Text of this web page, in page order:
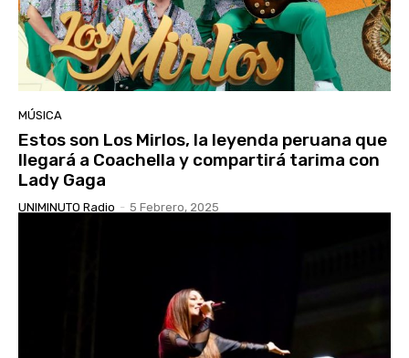
MÚSICA
Estos son Los Mirlos, la leyenda peruana que
llegará a Coachella y compartirá tarima con
Lady Gaga
UNIMINUTO Radio - 5 Febrero, 2025